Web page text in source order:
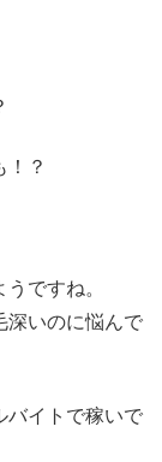
？
ですね。
深いのに悩んで
バイトで稼いで